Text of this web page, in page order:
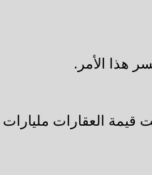
هذا الأمر.
قيمة العقارات